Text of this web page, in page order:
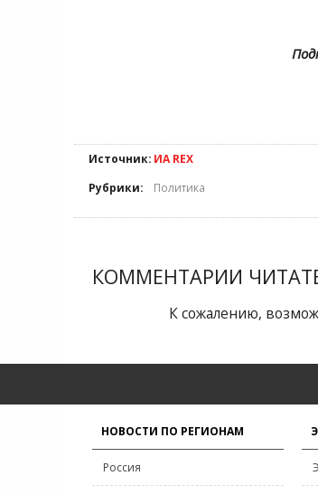
Источник: ИА REX
Рубрики:
Политика
КОММЕНТАРИИ
К сожалению,
НОВОСТИ ПО РЕГИОНАМ
Россия